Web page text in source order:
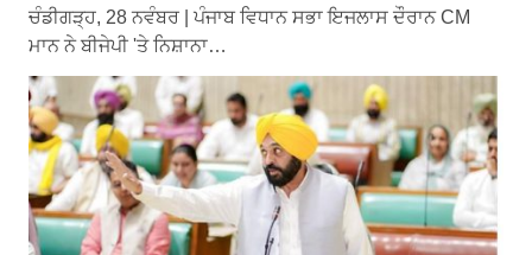
ਚੰਡੀਗੜ੍ਹ, 28 ਨਵੰਬਰ | ਪੰਜਾਬ ਵਿਧਾਨ ਸਭਾ ਇਜਲਾਸ ਦੌਰਾਨ CM
ਮਾਨ ਨੇ ਬੀਜੇਪੀ 'ਤੇ ਨਿਸ਼ਾਨਾ…